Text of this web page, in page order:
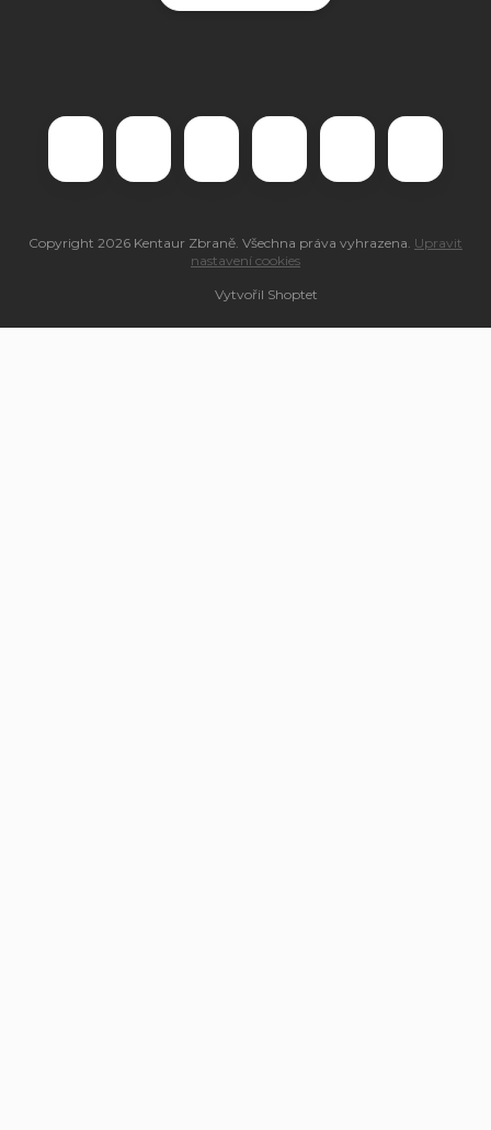
Vytvořil Shoptet
Copyright 2026 Kentaur Zbraně . Všechna práva vyhrazena. Upravit
nastavení cookies